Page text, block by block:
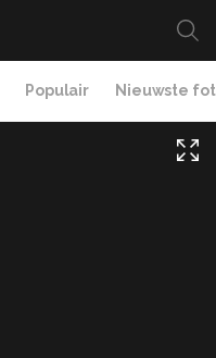
Populair Nieuwste